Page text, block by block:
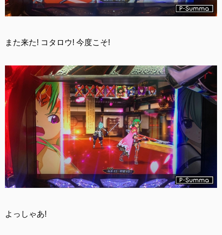
また来た! コタロウ! 今度こそ!
よっしゃあ!